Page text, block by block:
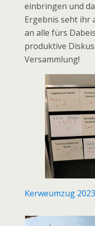
einbringen und
Ergebnis seht ihr
an alle fürs
produktive
Versammlung!
Kerweumzug 2023